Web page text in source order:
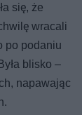
się, że
wracali
po podaniu
blisko –
napawając